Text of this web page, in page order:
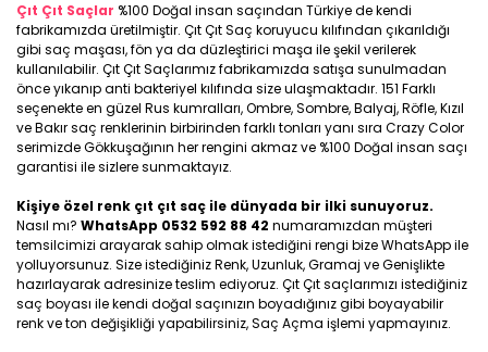
Çıt Çıt Saçlar %100 Doğal insan saçından Türkiye de kendi
fabrikamızda üretilmiştir. Çıt Çıt Saç koruyucu kılıfından çıkarıldığı
gibi saç maşası, fön ya da düzleştirici maşa ile şekil verilerek
kullanılabilir. Çıt Çıt Saçlarımız fabrikamızda satışa sunulmadan
önce yıkanıp anti bakteriyel kılıfında size ulaşmaktadır. 151 Farklı
seçenekte en güzel Rus kumralları, Ombre, Sombre, Balyaj, Röfle, Kızıl
ve Bakır saç renklerinin birbirinden farklı tonları yanı sıra Crazy Color
serimizde Gökkuşağının her rengini akmaz ve %100 Doğal insan saçı
garantisi ile sizlere sunmaktayız.
Kişiye özel renk çıt çıt saç ile dünyada bir ilki sunuyoruz.
Nasıl mı? WhatsApp 0532 592 88 42 numaramızdan müşteri
temsilcimizi arayarak sahip olmak istediğini rengi bize WhatsApp ile
yolluyorsunuz. Size istediğiniz Renk, Uzunluk, Gramaj ve Genişlikte
hazırlayarak adresinize teslim ediyoruz. Çıt Çıt saçlarımızı istediğiniz
saç boyası ile kendi doğal saçınızın boyadığınız gibi boyayabilir
renk ve ton değişikliği yapabilirsiniz, Saç Açma işlemi yapmayınız.